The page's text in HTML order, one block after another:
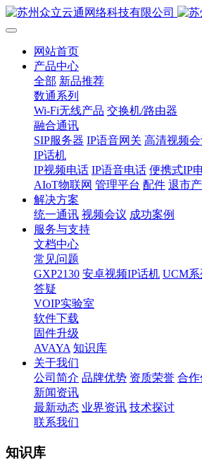
网站首页
产品中心
全部 新品推荐
数通系列
Wi-Fi无线产品 交换机/路由器
融合通讯
SIP服务器 IP语音网关 高清视频会
IP话机
IP视频电话 IP语音电话 便携式IP
AIoT物联网 管理平台 配件 退市
解决方案
统一通讯 视频会议 成功案例
服务与支持
文档中心
常见问题
GXP2130 安卓视频IP话机 UCM系
答疑
VOIP实验室
软件下载
固件升级
AVAYA 知识库
关于我们
公司简介 品牌优势 资质荣誉 合
新闻资讯
最新动态 业界资讯 技术探讨
联系我们
知识库